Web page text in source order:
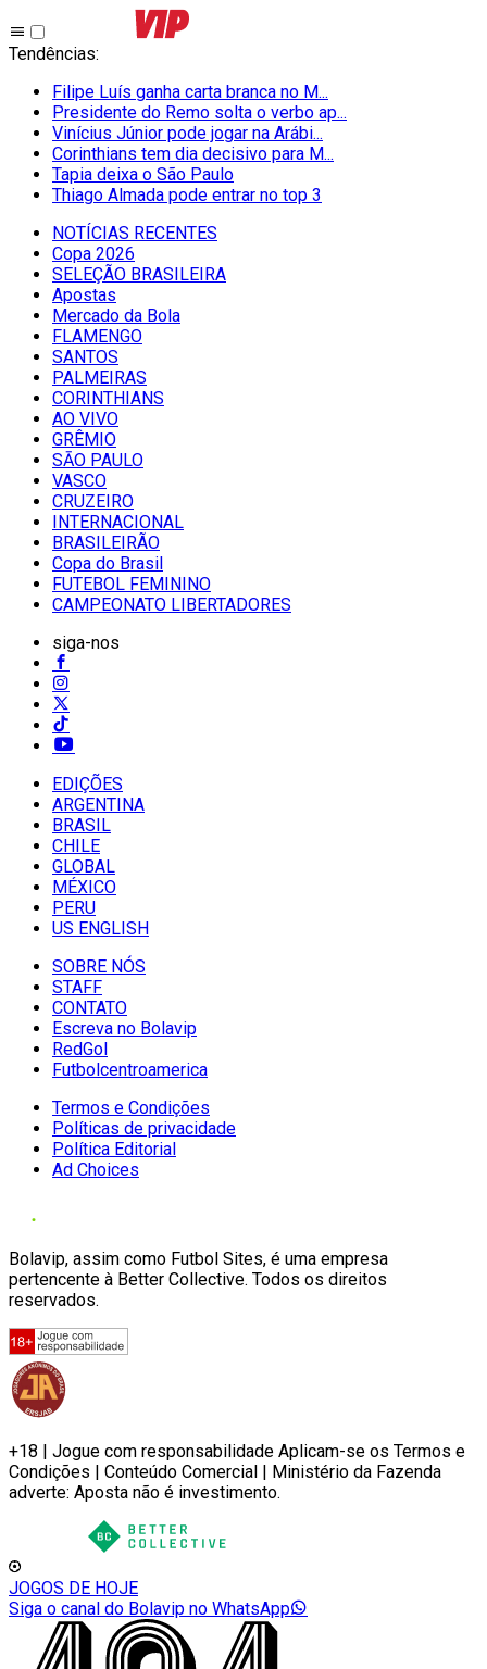
Tendências:
Filipe Luís ganha carta branca no M...
Presidente do Remo solta o verbo ap...
Vinícius Júnior pode jogar na Arábi...
Corinthians tem dia decisivo para M...
Tapia deixa o São Paulo
Thiago Almada pode entrar no top 3
NOTÍCIAS RECENTES
Copa 2026
SELEÇÃO BRASILEIRA
Apostas
Mercado da Bola
FLAMENGO
SANTOS
PALMEIRAS
CORINTHIANS
AO VIVO
GRÊMIO
SĀO PAULO
VASCO
CRUZEIRO
INTERNACIONAL
BRASILEIRÃO
Copa do Brasil
FUTEBOL FEMININO
CAMPEONATO LIBERTADORES
siga-nos
EDIÇÕES
ARGENTINA
BRASIL
CHILE
GLOBAL
MÉXICO
PERU
US ENGLISH
SOBRE NÓS
STAFF
CONTATO
Escreva no Bolavip
RedGol
Futbolcentroamerica
Termos e Condições
Políticas de privacidade
Política Editorial
Ad Choices
Bolavip, assim como Futbol Sites, é uma empresa
pertencente à Better Collective. Todos os direitos
reservados.
+18 | Jogue com responsabilidade Aplicam-se os Termos e
Condições | Conteúdo Comercial | Ministério da Fazenda
adverte: Aposta não é investimento.
JOGOS DE HOJE
Siga o canal do Bolavip no WhatsApp